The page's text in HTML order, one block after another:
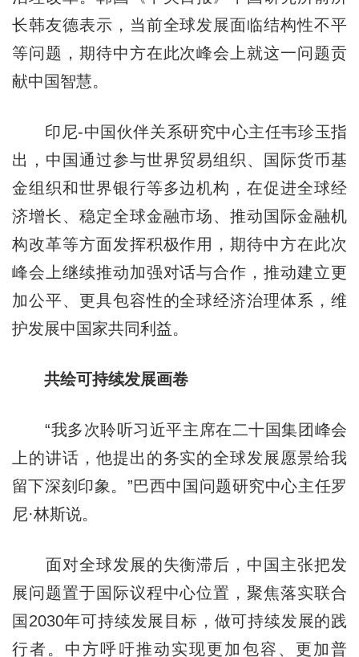
长韩友德表示，当前全球发展面临结构性不平
等问题，期待中方在此次峰会上就这一问题贡
献中国智慧。
印尼-中国伙伴关系研究中心主任韦珍玉指
出，中国通过参与世界贸易组织、国际货币基
金组织和世界银行等多边机构，在促进全球经
济增长、稳定全球金融市场、推动国际金融机
构改革等方面发挥积极作用，期待中方在此次
峰会上继续推动加强对话与合作，推动建立更
加公平、更具包容性的全球经济治理体系，维
护发展中国家共同利益。
共绘可持续发展画卷
“我多次聆听习近平主席在二十国集团峰会
上的讲话，他提出的务实的全球发展愿景给我
留下深刻印象。”巴西中国问题研究中心主任罗
尼·林斯说。
面对全球发展的失衡滞后，中国主张把发
展问题置于国际议程中心位置，聚焦落实联合
国2030年可持续发展目标，做可持续发展的践
行者。中方呼吁推动实现更加包容、更加普